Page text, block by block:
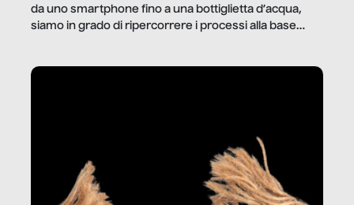
da uno smartphone fino a una bottiglietta d’acqua,
siamo in grado di ripercorrere i processi alla base
dietro gli oggetti e i servizi che fanno la nostra vita